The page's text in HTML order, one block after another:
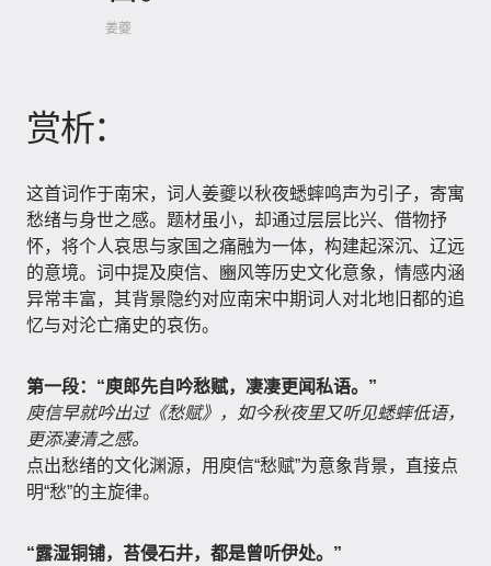
姜夔
赏析：
这首词作于南宋，词人姜夔以秋夜蟋蟀鸣声为引子，寄寓
愁绪与身世之感。题材虽小，却通过层层比兴、借物抒
怀，将个人哀思与家国之痛融为一体，构建起深沉、辽远
的意境。词中提及庾信、豳风等历史文化意象，情感内涵
异常丰富，其背景隐约对应南宋中期词人对北地旧都的追
忆与对沦亡痛史的哀伤。
第一段：“庾郎先自吟愁赋，凄凄更闻私语。”
庾信早就吟出过《愁赋》，如今秋夜里又听见蟋蟀低语，
更添凄清之感。
点出愁绪的文化渊源，用庾信“愁赋”为意象背景，直接点
明“愁”的主旋律。
“露湿铜铺，苔侵石井，都是曾听伊处。”